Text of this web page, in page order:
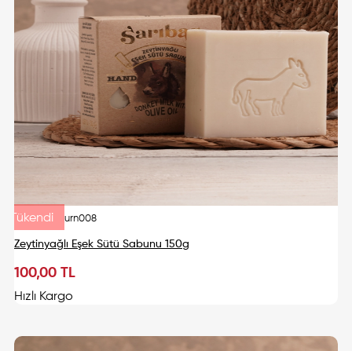
Tükendi urn008
Zeytinyağlı Eşek Sütü Sabunu 150g
100,00 TL
Tükendi
Hızlı Kargo